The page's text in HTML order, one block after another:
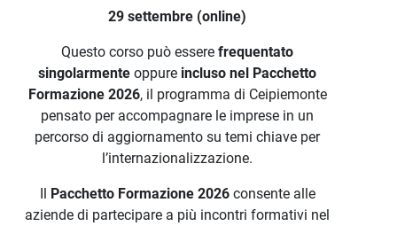
29 settembre (online)
Questo corso può essere frequentato
singolarmente oppure incluso nel Pacchetto
Formazione 2026, il programma di Ceipiemonte
pensato per accompagnare le imprese in un
percorso di aggiornamento su temi chiave per
l’internazionalizzazione.
Il Pacchetto Formazione 2026consente alle
aziende di partecipare a più incontri formativi nel